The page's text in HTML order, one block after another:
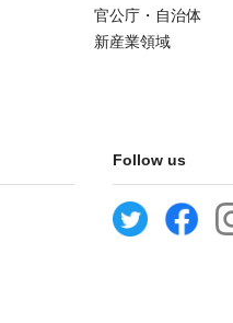
官公庁・自治体
新産業領域
Follow us